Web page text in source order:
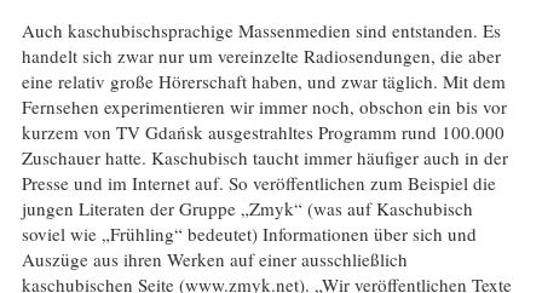
Auch kaschubischsprachige Massenmedien sind entstanden. Es
handelt sich zwar nur um vereinzelte Radiosendungen, die aber
eine relativ große Hörerschaft haben, und zwar täglich. Mit dem
Fernsehen experimentieren wir immer noch, obschon ein bis vor
kurzem von TV Gdańsk ausgestrahltes Programm rund 100.000
Zuschauer hatte. Kaschubisch taucht immer häufiger auch in der
Presse und im Internet auf. So veröffentlichen zum Beispiel die
jungen Literaten der Gruppe „Zmyk“ (was auf Kaschubisch
soviel wie „Frühling“ bedeutet) Informationen über sich und
Auszüge aus ihren Werken auf einer ausschließlich
kaschubischen Seite (www.zmyk.net). „Wir veröffentlichen Texte